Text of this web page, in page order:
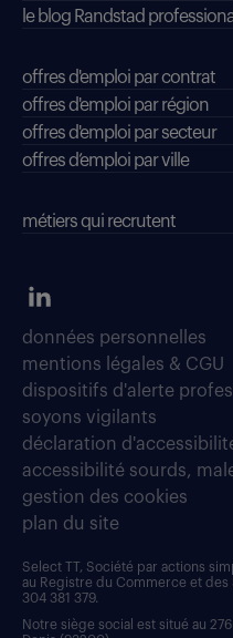
le blog Randstad
offres d'emploi par contrat
offres d'emploi par région
offres d'emploi par secteur
offres d’emploi par ville
métiers qui recrutent
données personnelles
mentions légales & CGU
dispositifs d'alerte
soyons vigilants
déclaration
accessibilité sourds,
gestion des cookies
plan du site
Select TT, Société par actions
au Registre du Commerce et
304 381 379.
Notre siège social est situé au